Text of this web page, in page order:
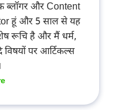
ब्लॉगर और Content
हूं और 5 साल से यह
रूचि है और मैं धर्म,
पर आर्टिकल्स